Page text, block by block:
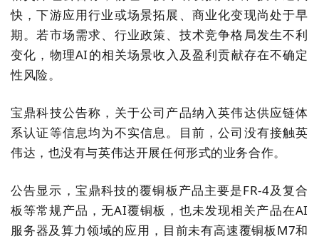
快，下游应用行业或场景拓展、商业化变现尚处于早
期。若市场需求、行业政策、技术竞争格局发生不利
变化，物理AI的相关场景收入及盈利贡献存在不确定
性风险。
宝鼎科技公告称，关于公司产品纳入英伟达供应链体
系认证等信息均为不实信息。目前，公司没有接触英
伟达，也没有与英伟达开展任何形式的业务合作。
公告显示，宝鼎科技的覆铜板产品主要是FR-4及复合
板等常规产品，无AI覆铜板，也未发现相关产品在AI
服务器及算力领域的应用，目前未有高速覆铜板M7和